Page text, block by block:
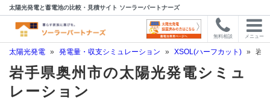
太陽光発電と蓄電池の比較・見積サイト ソーラーパートナーズ
無料相談 メニュー
太陽光発電 » 発電量・収支シミュレーション » XSOL(ハーフカット) » 岩
岩手県奥州市の太陽光発電シミュ
レーション